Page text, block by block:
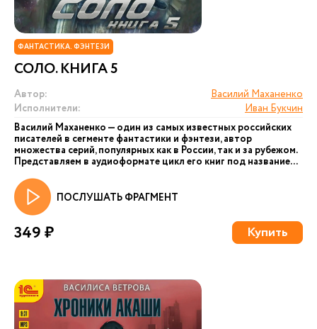
ФАНТАСТИКА. ФЭНТЕЗИ
СОЛО. КНИГА 5
Автор:
Василий Маханенко
Исполнители:
Иван Букчин
Василий Маханенко — один из самых известных российских
писателей в сегменте фантастики и фэнтези, автор
множества серий, популярных как в России, так и за рубежом.
Представляем в аудиоформате цикл его книг под название...
ПОСЛУШАТЬ ФРАГМЕНТ
349 ₽ Купить